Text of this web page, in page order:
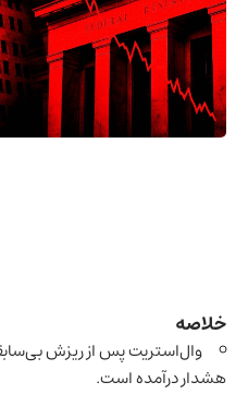
خلاصه
وال‌استریت پس از ریزش
هشدار درآمده است.